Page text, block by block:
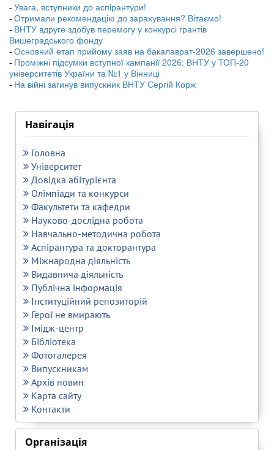
Увага, вступники до аспірантури!
Отримали рекомендацію до зарахування? Вітаємо!
ВНТУ вдруге здобув перемогу у конкурсі грантів
Вишеградського фонду
Основний етап прийому заяв на бакалаврат-2026 завершено!
Проміжні підсумки вступної кампанії 2026: ВНТУ у ТОП-20
університетів України та №1 у Вінниці
На війні загинув випускник ВНТУ Сергій Корж
Навігація
Головна
Університет
Довідка абітурієнта
Олімпіади та конкурси
Факультети та кафедри
Науково-дослідна робота
Навчально-методична робота
Аспірантура та докторантура
Міжнародна діяльність
Видавнича діяльність
Публічна інформація
Інституційний репозиторій
Герої не вмирають
Імідж-центр
Бібліотека
Фотогалерея
Випускникам
Архів новин
Карта сайту
Контакти
Організація